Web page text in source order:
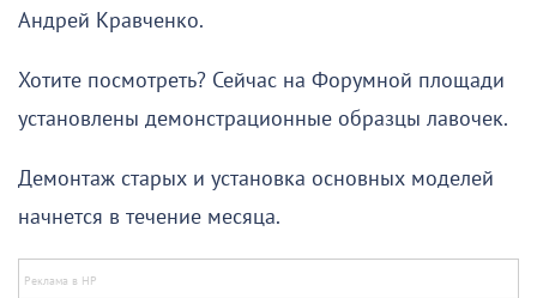
Андрей Кравченко.
Хотите посмотреть? Сейчас на Форумной площади
установлены демонстрационные образцы лавочек.
Демонтаж старых и установка основных моделей
начнется в течение месяца.